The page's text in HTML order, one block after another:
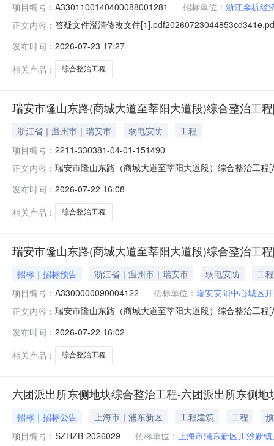
项目编号： A3301100140400088001281 招标单位： 浙江余杭经
正文内容： 答疑文件澄清修改文件
发布时间： 2026-07-23 17:27
相关产品：
综合整治工程
瑞安市隆山东路(商城大道至莘阳大道段)综合整治工
浙江省｜温州市｜瑞安市 弱电安防
工程
项目编号： 2211-330381-04-01-151490
正文内容： 瑞安市隆山东路（商城大道至莘阳大道段）综合整治工
建设中心（瑞安市名城建设中心）投资估算（概算）金
发布时间： 2026-07-22 16:08
相关产品：
综合整治工程
瑞安市隆山东路(商城大道至莘阳大道段)综合整治工
招标｜招标预告 浙江省｜温州市｜瑞安市 弱电安防
工程
项目编号： A3300000090004122 招标单位： 瑞安安阳中心城区
正文内容： 瑞安市隆山东路（商城大道至莘阳大道段）综合整治工
建设中心（瑞安市名城建设中心）投资估算（概算）金
发布时间： 2026-07-22 16:02
相关产品：
综合整治工程
六团派出所东侧地块综合整治工程-六团派出所东侧
招标｜招标公告 上海市｜浦东新区 工程建筑 工程
项目编号： SZHZB-2026029 招标单位： 上海市浦东新区川沙新